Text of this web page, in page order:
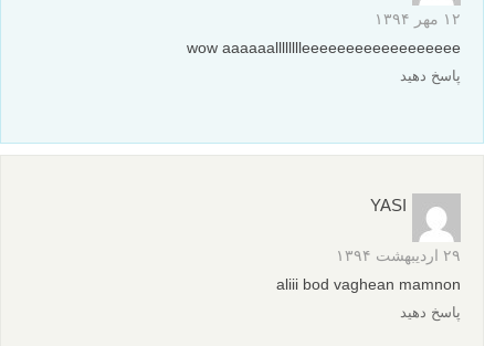
۱۲ مهر ۱۳۹۴
wow aaaaaalllllllleeeeeeeeeeeeeeeeee
پاسخ دهید
YASI
۲۹ اردیبهشت ۱۳۹۴
aliii bod vaghean mamnon
پاسخ دهید